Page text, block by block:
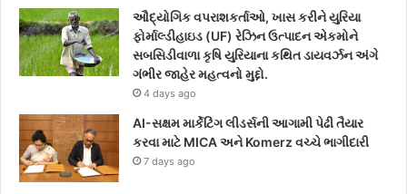
ઔદ્યોગિક વપરાશકર્તાઓ, ખાસ કરીને યુરિયા
ફોર્માલ્ડીહાઇડ (UF) રેઝિન ઉત્પાદન એકમોને
સબસિડીવાળા કૃષિ યુરિયાના કથિત ડાયવર્ઝન અંગે
ગંભીર જાહેર મહત્વનો મુદ્દો.
4 days ago
AI-સક્ષમ માર્કેટિંગ લીડર્સની આગામી પેઢી તૈયાર
કરવા માટે MICA અને Komerz વચ્ચે ભાગીદારી
7 days ago